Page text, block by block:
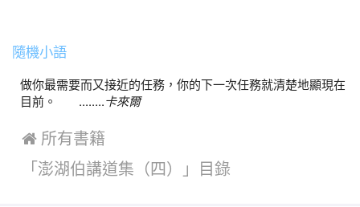
隨機小語
做你最需要而又接近的任務，你的下一次任務就清楚地顯現在
目前。 ........卡來爾
 所有書籍
「澎湖伯講道集（四）」目錄